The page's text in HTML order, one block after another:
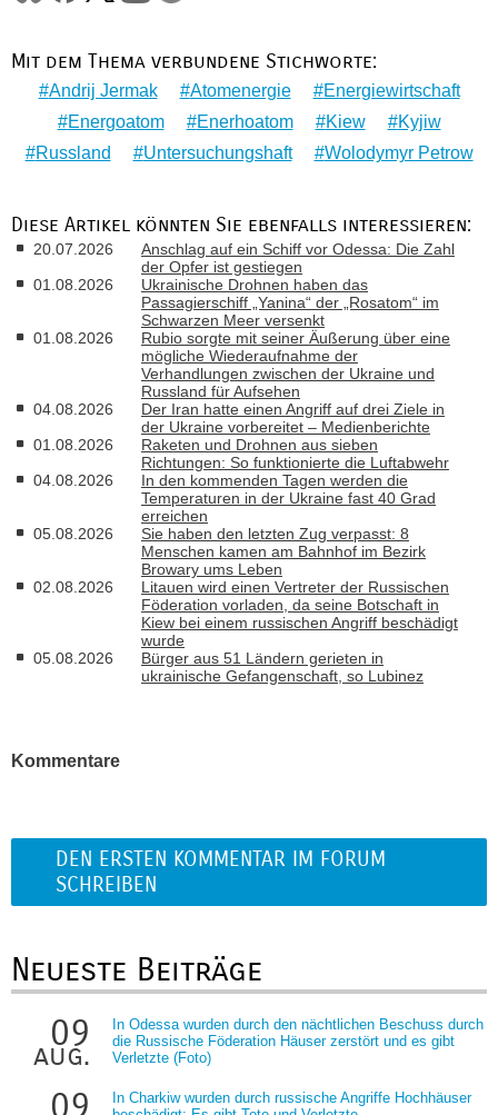
Mit dem Thema verbundene Stichworte:
Andrij Jermak Atomenergie
Energiewirtschaft
Energoatom
Enerhoatom Kiew
Kyjiw
Russland
Untersuchungshaft Wolodymyr Petrow
Diese Artikel könnten Sie ebenfalls interessieren:
20.07.2026
Anschlag auf ein Schiff vor Odessa: Die Zahl
der Opfer ist gestiegen
01.08.2026
Ukrainische Drohnen haben das
Passagierschiff „Yanina“ der „Rosatom“ im
Schwarzen Meer versenkt
01.08.2026
Rubio sorgte mit seiner Äußerung über eine
mögliche Wiederaufnahme der
Verhandlungen zwischen der Ukraine und
Russland für Aufsehen
04.08.2026
Der Iran hatte einen Angriff auf drei Ziele in
der Ukraine vorbereitet – Medienberichte
01.08.2026
Raketen und Drohnen aus sieben
Richtungen: So funktionierte die Luftabwehr
04.08.2026
In den kommenden Tagen werden die
Temperaturen in der Ukraine fast 40 Grad
erreichen
05.08.2026
Sie haben den letzten Zug verpasst: 8
Menschen kamen am Bahnhof im Bezirk
Browary ums Leben
02.08.2026
Litauen wird einen Vertreter der Russischen
Föderation vorladen, da seine Botschaft in
Kiew bei einem russischen Angriff beschädigt
wurde
05.08.2026
Bürger aus 51 Ländern gerieten in
ukrainische Gefangenschaft, so Lubinez
Kommentare
DEN ERSTEN KOMMENTAR IM FORUM
SCHREIBEN
Neueste Beiträge
09
aug.
In Odessa wurden durch den nächtlichen Beschuss durch
die Russische Föderation Häuser zerstört und es gibt
Verletzte (Foto)
09
In Charkiw wurden durch russische Angriffe Hochhäuser